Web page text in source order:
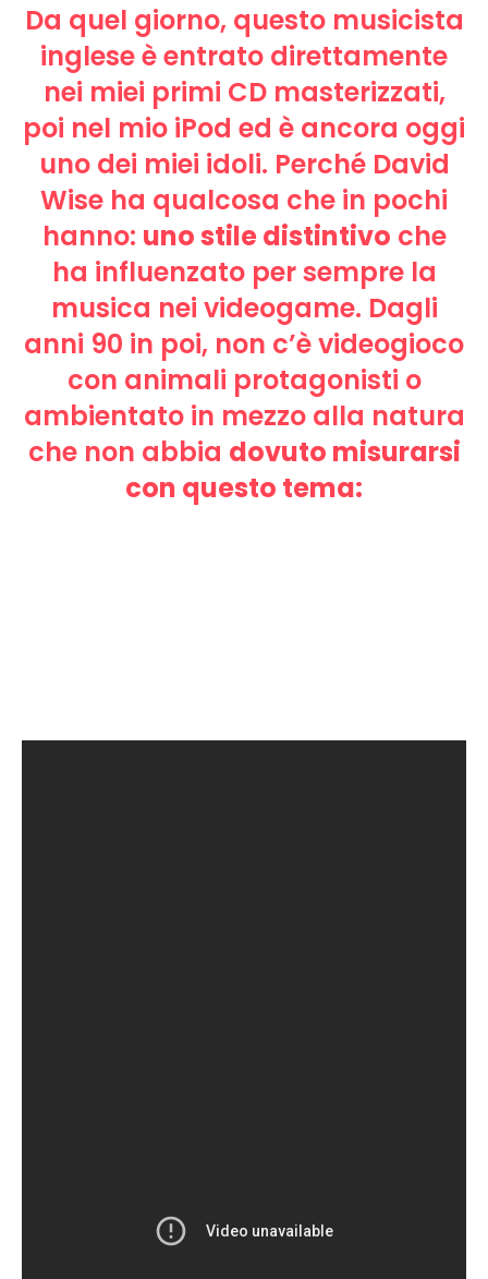
Da quel giorno, questo musicista
inglese è entrato direttamente
nei miei primi CD masterizzati,
poi nel mio iPod ed è ancora oggi
uno dei miei idoli. Perché David
Wise ha qualcosa che in pochi
hanno: uno stile distintivo che
ha influenzato per sempre la
musica nei videogame. Dagli
anni 90 in poi, non c’è videogioco
con animali protagonisti o
ambientato in mezzo alla natura
che non abbia dovuto misurarsi
con questo tema: